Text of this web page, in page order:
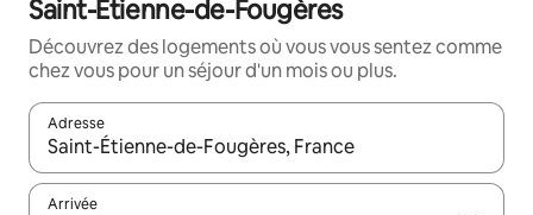
Saint-Étienne-de-Fougères
Découvrez des logements où vous vous sentez comme
chez vous pour un séjour d'un mois ou plus.
Adresse
Lorsque les résultats s'affichent, utilisez les flèches vers le
Arrivée